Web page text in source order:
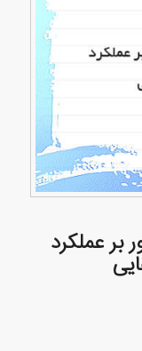
بر عملکرد